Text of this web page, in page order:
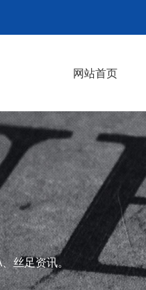
网站首页
丝足资讯。